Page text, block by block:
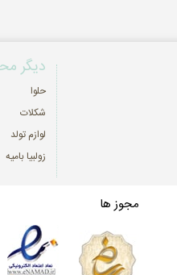
دیگر
حلوا
شکلات
لوازم تولد
زولبیا بامیه
مجوز ها